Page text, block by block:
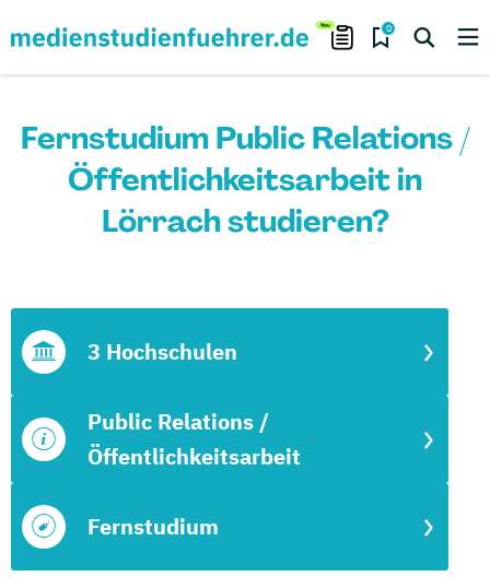
0
Fernstudium Public Relations /
Öffentlichkeitsarbeit in
Lörrach studieren?
Fernstudium
Public Relations /
Öffentlichkeitsarbeit
3 Hochschulen